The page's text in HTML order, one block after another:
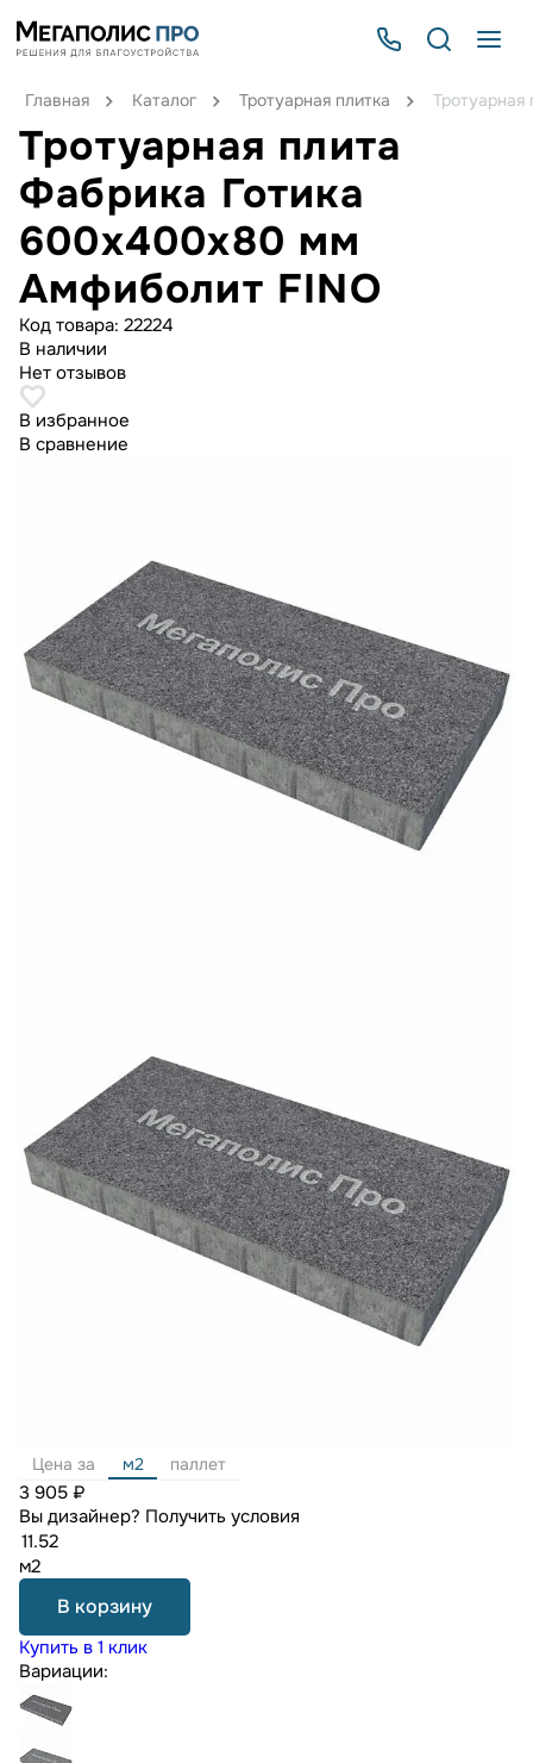
Главная Каталог Тротуарная плитка
Тротуарная плита
Фабрика Готика
600х400х80 мм
Амфиболит FINO
Код товара: 22224
В наличии
Нет отзывов
В избранное
В сравнение
Цена за м2 паллет
3 905 ₽
Вы дизайнер? Получить условия
м2
В корзину
Купить в 1 клик
Вариации: